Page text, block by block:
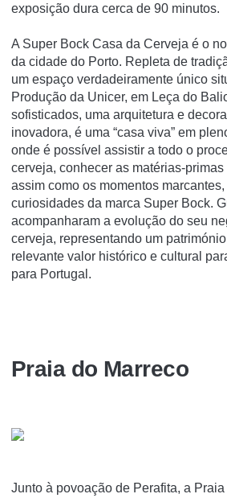
exposição dura cerca de 90 minutos.
A Super Bock Casa da Cerveja é o
da cidade do Porto. Repleta de
um espaço verdadeiramente único
Produção da Unicer, em Leça do
sofisticados, uma arquitetura e
inovadora, é uma “casa viva” em
onde é possível assistir a todo o
cerveja, conhecer as matérias-
assim como os momentos
curiosidades da marca Super Bock.
acompanharam a evolução do seu
cerveja, representando um
relevante valor histórico e cultural
para Portugal.
Praia do Marreco
Junto à povoação de Perafita, a